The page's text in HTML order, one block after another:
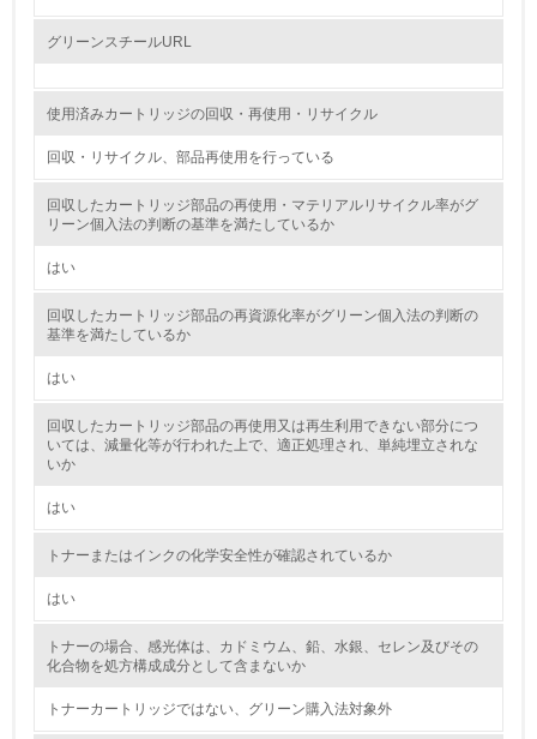
レベル2
環境取り組み体制と成果を定期的に検証して次の活動に活
従業員が環境方針に基づいて自分の業務の中で行うべき環
環境活動に関する規格やプログラムを導入している
第三者認証を取得している
2.環境への取り組み
資源・エネルギー
9.
グリーンスチールURL
使用済みカートリッジの回収・再使用・リサイクル
回収・リサイクル、部品再使用を行っている
回収したカートリッジ部品の再使用・マテリアルリサイクル率がグ
リーン個入法の判断の基準を満たしているか
はい
回収したカートリッジ部品の再資源化率がグリーン個入法の判断の
基準を満たしているか
はい
回収したカートリッジ部品の再使用又は再生利用できない部分につ
いては、減量化等が行われた上で、適正処理され、単純埋立されな
いか
はい
トナーまたはインクの化学安全性が確認されているか
はい
トナーの場合、感光体は、カドミウム、鉛、水銀、セレン及びその
化合物を処方構成成分として含まないか
トナーカートリッジではない、グリーン購入法対象外